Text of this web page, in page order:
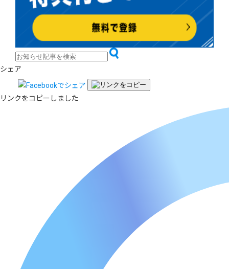
シェア
リンクをコピーしました